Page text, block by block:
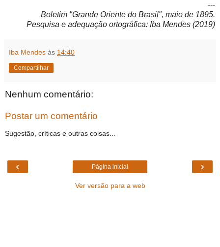
---
Boletim "Grande Oriente do Brasil", maio de 1895.
Pesquisa e adequação ortográfica: Iba Mendes (2019)
Iba Mendes às 14:40
Compartilhar
Nenhum comentário:
Postar um comentário
Sugestão, críticas e outras coisas...
‹ ›
Página inicial
Ver versão para a web